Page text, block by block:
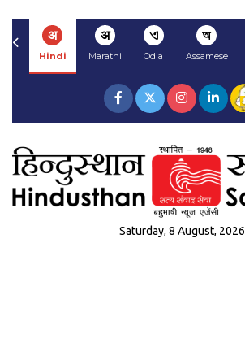
अ
Hindi
अ
Marathi
ଏ
Odia
অ
Assamese
Saturday, 8 August, 2026